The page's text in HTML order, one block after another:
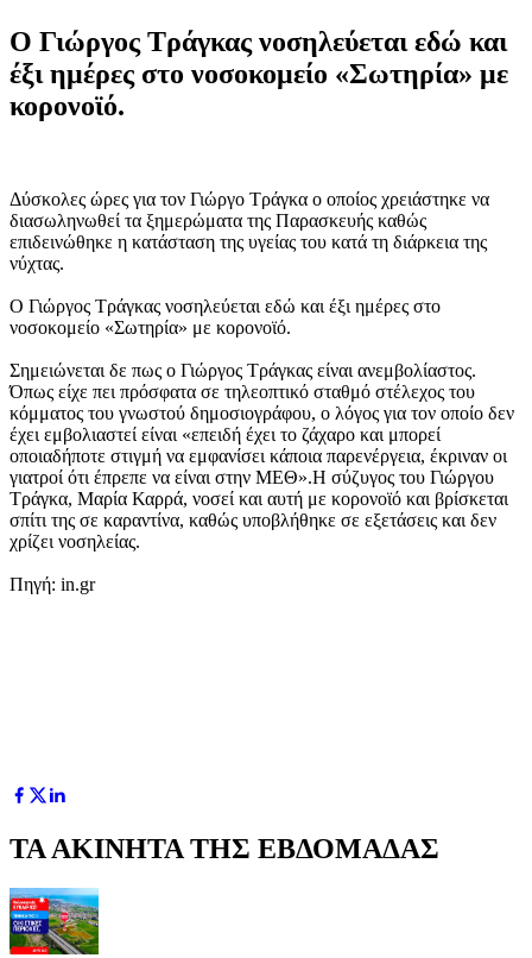
Ο Γιώργος Τράγκας νοσηλεύεται εδώ και
έξι ημέρες στο νοσοκομείο «Σωτηρία» με
κορονοϊό.
Δύσκολες ώρες για τον Γιώργο Τράγκα ο οποίος χρειάστηκε να
διασωληνωθεί τα ξημερώματα της Παρασκευής καθώς
επιδεινώθηκε η κατάσταση της υγείας του κατά τη διάρκεια της
νύχτας.
Ο Γιώργος Τράγκας νοσηλεύεται εδώ και έξι ημέρες στο
νοσοκομείο «Σωτηρία» με κορονοϊό.
Σημειώνεται δε πως ο Γιώργος Τράγκας είναι ανεμβολίαστος.
Όπως είχε πει πρόσφατα σε τηλεοπτικό σταθμό στέλεχος του
κόμματος του γνωστού δημοσιογράφου, ο λόγος για τον οποίο δεν
έχει εμβολιαστεί είναι «επειδή έχει το ζάχαρο και μπορεί
οποιαδήποτε στιγμή να εμφανίσει κάποια παρενέργεια, έκριναν οι
γιατροί ότι έπρεπε να είναι στην ΜΕΘ».Η σύζυγος του Γιώργου
Τράγκα, Μαρία Καρρά, νοσεί και αυτή με κορονοϊό και βρίσκεται
σπίτι της σε καραντίνα, καθώς υποβλήθηκε σε εξετάσεις και δεν
χρίζει νοσηλείας.
Πηγή: in.gr
ΤΑ ΑΚΙΝΗΤΑ ΤΗΣ ΕΒΔΟΜΑΔΑΣ